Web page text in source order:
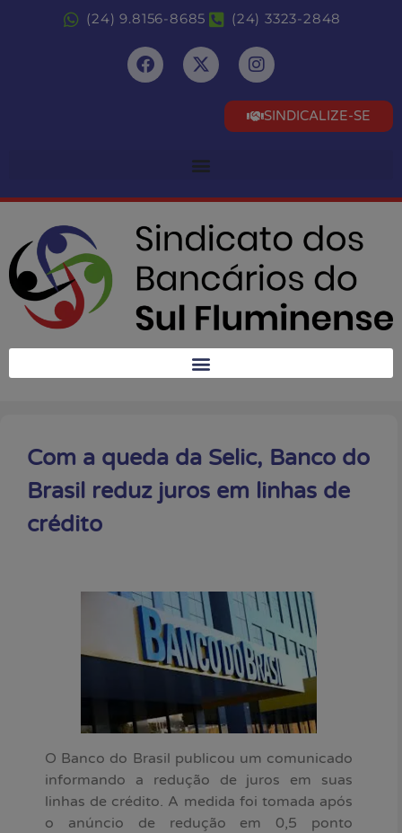
(24) 9.8156-8685 (24) 3323-2848
SINDICALIZE-SE
Com a queda da Selic, Banco do
Brasil reduz juros em linhas de
crédito
O Banco do Brasil publicou um comunicado
informando a redução de juros em suas
linhas de crédito. A medida foi tomada após
o anúncio de redução em 0,5 ponto